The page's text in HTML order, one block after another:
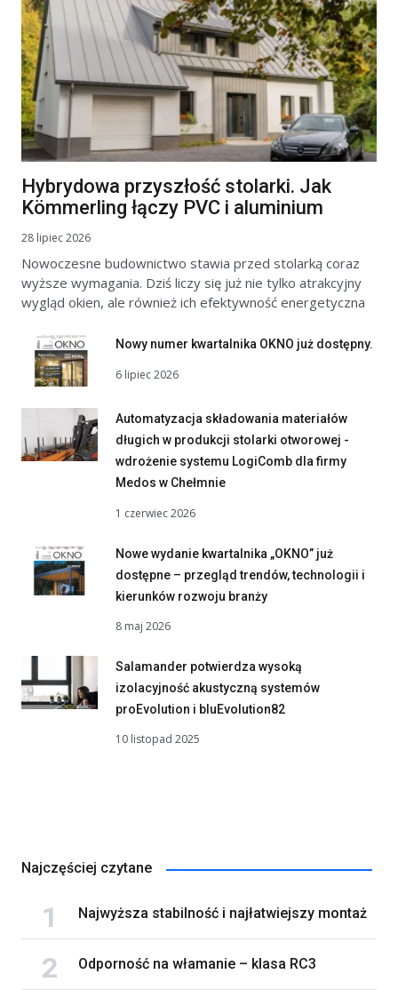
Hybrydowa przyszłość stolarki. Jak
Kömmerling łączy PVC i aluminium
28 lipiec 2026
Nowoczesne budownictwo stawia przed stolarką coraz
wyższe wymagania. Dziś liczy się już nie tylko atrakcyjny
wygląd okien, ale również ich efektywność energetyczna
Nowy numer kwartalnika OKNO już dostępny.
6 lipiec 2026
Automatyzacja składowania materiałów
długich w produkcji stolarki otworowej -
wdrożenie systemu LogiComb dla firmy
Medos w Chełmnie
1 czerwiec 2026
Nowe wydanie kwartalnika „OKNO” już
dostępne – przegląd trendów, technologii i
kierunków rozwoju branży
8 maj 2026
Salamander potwierdza wysoką
izolacyjność akustyczną systemów
proEvolution i bluEvolution82
10 listopad 2025
Najczęściej czytane
Najwyższa stabilność i najłatwiejszy montaż
Odporność na włamanie – klasa RC3